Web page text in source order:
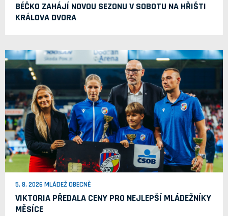
BÉČKO ZAHÁJÍ NOVOU SEZONU V SOBOTU NA HŘIŠTI
KRÁLOVA DVORA
5. 8. 2026 MLÁDEŽ OBECNĚ
VIKTORIA PŘEDALA CENY PRO NEJLEPŠÍ MLÁDEŽNÍKY
MĚSÍCE